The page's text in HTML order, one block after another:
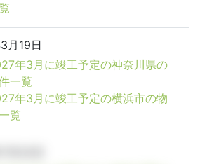
月19日
年3月に竣工予定の神奈川県の
一覧
年3月に竣工予定の横浜市の物
覧